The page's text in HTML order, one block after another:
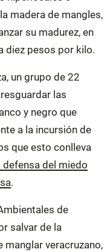
madera de mangles,
su madurez, en
diez pesos por kilo.
un grupo de 22
las
y negro que
a la incursión de
que esto conlleva
defensa del miedo
.
de
salvar de la
veracruzano,